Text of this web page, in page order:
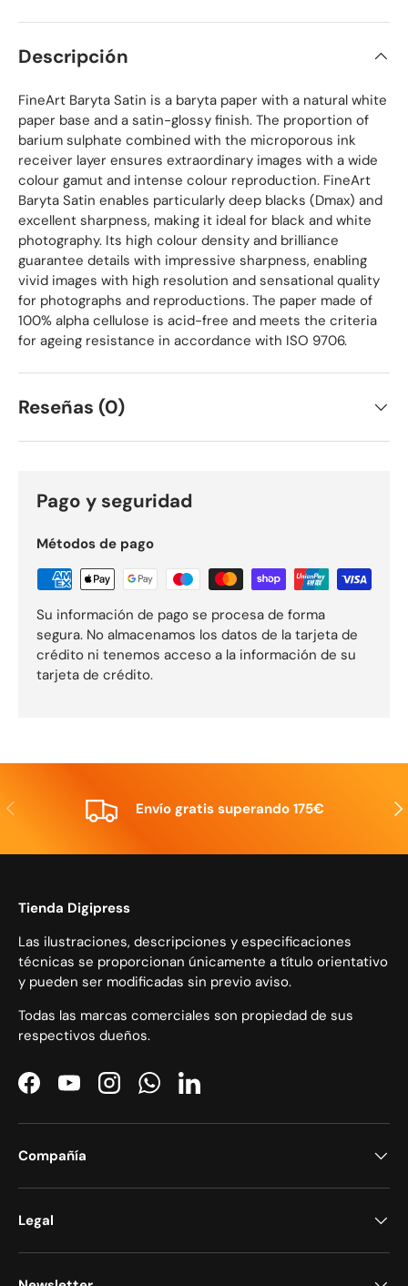
Descripción
FineArt Baryta Satin is a baryta paper with a natural white
paper base and a satin-glossy finish. The proportion of
barium sulphate combined with the microporous ink
receiver layer ensures extraordinary images with a wide
colour gamut and intense colour reproduction. FineArt
Baryta Satin enables particularly deep blacks (Dmax) and
excellent sharpness, making it ideal for black and white
photography. Its high colour density and brilliance
guarantee details with impressive sharpness, enabling
vivid images with high resolution and sensational quality
for photographs and reproductions. The paper made of
100% alpha cellulose is acid-free and meets the criteria
for ageing resistance in accordance with ISO 9706.
Reseñas (0)
Pago y seguridad
Métodos de pago
Su información de pago se procesa de forma
segura. No almacenamos los datos de la tarjeta de
crédito ni tenemos acceso a la información de su
tarjeta de crédito.
Anterior Envío gratis superando 175€
Tienda Digipress
Las ilustraciones, descripciones y especificaciones
técnicas se proporcionan únicamente a título orientativo
y pueden ser modificadas sin previo aviso.
Todas las marcas comerciales son propiedad de sus
respectivos dueños.
FacebookYouTubeInstagramWhatsAppLinkedIn
Compañía
Legal